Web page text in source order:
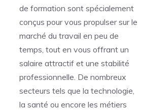
de formation sont spécialement
conçus pour vous propulser sur le
marché du travail en peu de
temps, tout en vous offrant un
salaire attractif et une stabilité
professionnelle. De nombreux
secteurs tels que la technologie,
la santé ou encore les métiers